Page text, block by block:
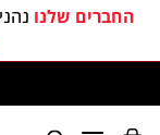
החברים שלנו